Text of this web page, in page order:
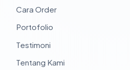
Cara Order
Portofolio
Testimoni
Tentang Kami